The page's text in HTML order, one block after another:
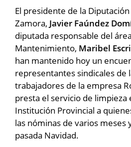
El presidente de la
Zamora, Javier Faúndez
diputada responsable del
Mantenimiento, Maribel
han mantenido hoy un
representantes sindicales de
trabajadores de la empresa
presta el servicio de limpieza
Institución Provincial a
las nóminas de varios meses
pasada Navidad.